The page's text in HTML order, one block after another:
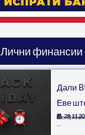
Лични финансии
Дали
Еве
Секој